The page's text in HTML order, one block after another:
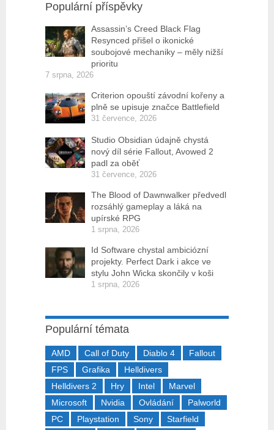
Populární příspěvky
Assassin’s Creed Black Flag
Resynced přišel o ikonické
soubojové mechaniky – měly nižší
prioritu
7 srpna, 2026
Criterion opouští závodní kořeny a
plně se upisuje značce Battlefield
31 července, 2026
Studio Obsidian údajně chystá
nový díl série Fallout, Avowed 2
padl za oběť
31 července, 2026
The Blood of Dawnwalker předvedl
rozsáhlý gameplay a láká na
upírské RPG
1 srpna, 2026
Id Software chystal ambiciózní
projekty. Perfect Dark i akce ve
stylu John Wicka skončily v koši
1 srpna, 2026
Populární témata
AMD Call of Duty Diablo 4
Fallout
FPS
Grafika
Helldivers
Helldivers 2
Hry Intel
Marvel
Microsoft
Nvidia Ovládání
Palworld
PC
Playstation Sony
Starfield